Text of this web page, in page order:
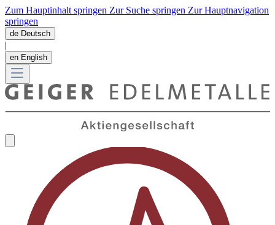
Zum Hauptinhalt springen Zur Suche springen Zur Hauptnavigation
springen
de Deutsch
|
en English